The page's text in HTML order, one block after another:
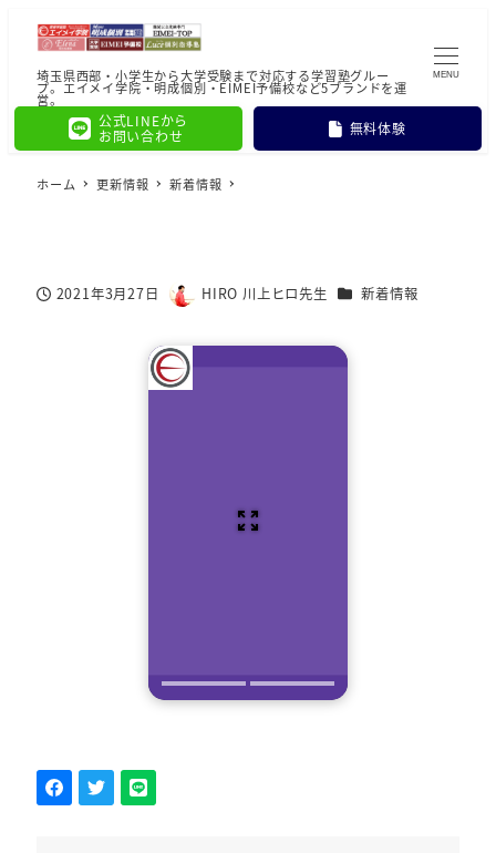
埼玉県西部・小学生から大学受験まで対応する学習塾グルー
プ。エイメイ学院・明成個別・EIMEI予備校など5ブランドを運
営。
公式LINEから
お問い合わせ
無料体験
MENU
ホーム 更新情報 新着情報
投稿日2021年3月27日
著
HIRO 川上ヒロ先生 カテゴリー
新着情報